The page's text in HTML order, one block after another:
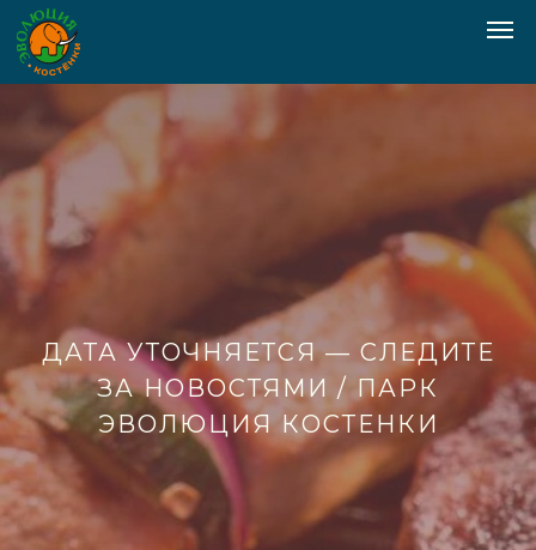
ДАТА УТОЧНЯЕТСЯ — СЛЕДИТЕ
ЗА НОВОСТЯМИ / ПАРК
ЭВОЛЮЦИЯ КОСТЕНКИ